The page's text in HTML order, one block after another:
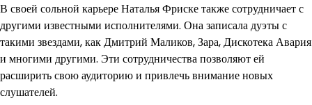
В своей сольной карьере Наталья Фриске также сотрудничает с
другими известными исполнителями. Она записала дуэты с
такими звездами, как Дмитрий Маликов, Зара, Дискотека Авария
и многими другими. Эти сотрудничества позволяют ей
расширить свою аудиторию и привлечь внимание новых
слушателей.